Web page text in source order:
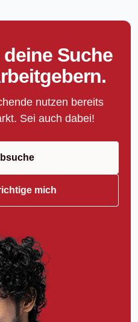
Suche
nutzen bereits
Sei auch dabei!
mich